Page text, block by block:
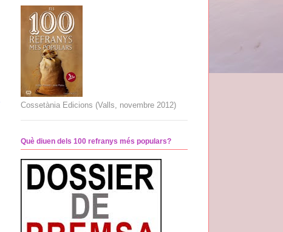
Cossetània Edicions (Valls, novembre 2012)
Què diuen dels 100 refranys més populars?